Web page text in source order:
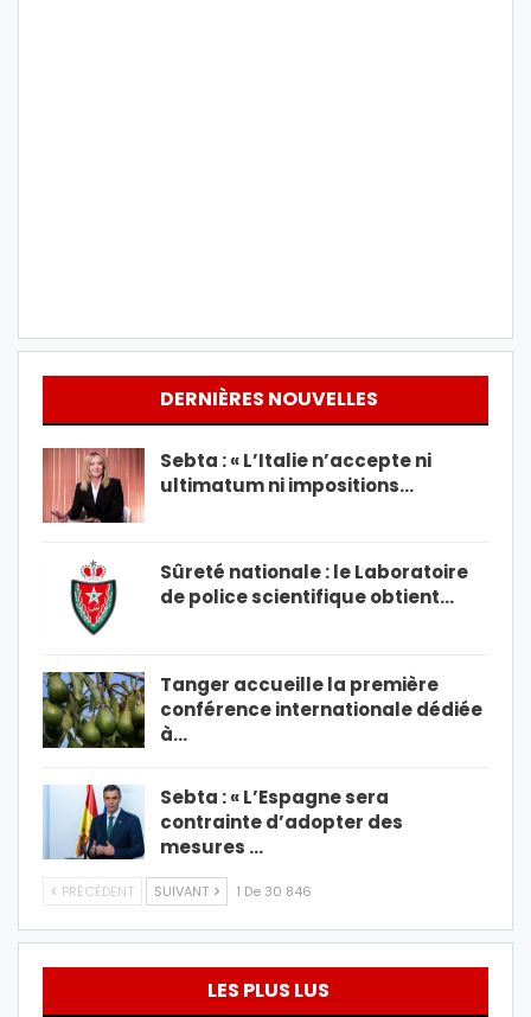
DERNIÈRES NOUVELLES
Sebta : « L’Italie n’accepte ni
ultimatum ni impositions…
Sûreté nationale : le Laboratoire
de police scientifique obtient…
Tanger accueille la première
conférence internationale dédiée
à…
Sebta : « L’Espagne sera
contrainte d’adopter des
mesures …
PRÉCÉDENT SUIVANT 1 De 30 846
LES PLUS LUS